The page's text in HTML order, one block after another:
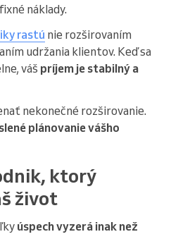
náklady.
rastú nie rozširovaním
udržania klientov. Keď sa
váš príjem je stabilný a
nekonečné rozširovanie.
plánovanie vášho
ktorý
život
úspech vyzerá inak než